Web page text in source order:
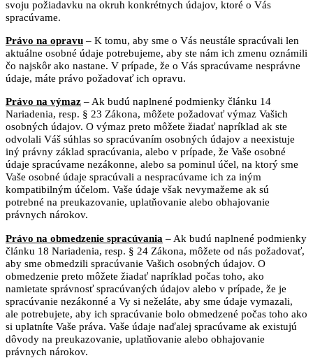
svoju požiadavku na okruh konkrétnych údajov, ktoré o Vás
spracúvame.
Právo na opravu – K tomu, aby sme o Vás neustále spracúvali len
aktuálne osobné údaje potrebujeme, aby ste nám ich zmenu oznámili
čo najskôr ako nastane. V prípade, že o Vás spracúvame nesprávne
údaje, máte právo požadovať ich opravu.
Právo na výmaz – Ak budú naplnené podmienky článku 14
Nariadenia, resp. § 23 Zákona, môžete požadovať výmaz Vašich
osobných údajov. O výmaz preto môžete žiadať napríklad ak ste
odvolali Váš súhlas so spracúvaním osobných údajov a neexistuje
iný právny základ spracúvania, alebo v prípade, že Vaše osobné
údaje spracúvame nezákonne, alebo sa pominul účel, na ktorý sme
Vaše osobné údaje spracúvali a nespracúvame ich za iným
kompatibilným účelom. Vaše údaje však nevymažeme ak sú
potrebné na preukazovanie, uplatňovanie alebo obhajovanie
právnych nárokov.
Právo na obmedzenie spracúvania – Ak budú naplnené podmienky
článku 18 Nariadenia, resp. § 24 Zákona, môžete od nás požadovať,
aby sme obmedzili spracúvanie Vašich osobných údajov. O
obmedzenie preto môžete žiadať napríklad počas toho, ako
namietate správnosť spracúvaných údajov alebo v prípade, že je
spracúvanie nezákonné a Vy si neželáte, aby sme údaje vymazali,
ale potrebujete, aby ich spracúvanie bolo obmedzené počas toho ako
si uplatníte Vaše práva. Vaše údaje naďalej spracúvame ak existujú
dôvody na preukazovanie, uplatňovanie alebo obhajovanie
právnych nárokov.